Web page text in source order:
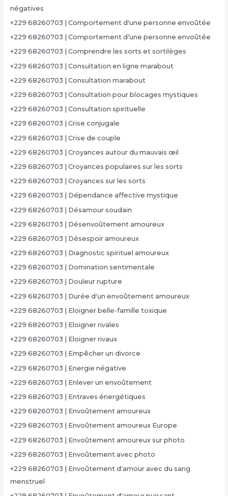
négatives
+229 68260703 | Comportement d'une personne envoûtée
+229 68260703 | Comportement d’une personne envoûtée
+229 68260703 | Comprendre les sorts et sortilèges
+229 68260703 | Consultation en ligne marabout
+229 68260703 | Consultation marabout
+229 68260703 | Consultation pour blocages mystiques
+229 68260703 | Consultation spirituelle
+229 68260703 | Crise conjugale
+229 68260703 | Crise de couple
+229 68260703 | Croyances autour du mauvais œil
+229 68260703 | Croyances populaires sur les sorts
+229 68260703 | Croyances sur les sorts
+229 68260703 | Dépendance affective mystique
+229 68260703 | Désamour soudain
+229 68260703 | Désenvoûtement amoureux
+229 68260703 | Désespoir amoureux
+229 68260703 | Diagnostic spirituel amoureux
+229 68260703 | Domination sentimentale
+229 68260703 | Douleur rupture
+229 68260703 | Durée d'un envoûtement amoureux
+229 68260703 | Eloigner belle-famille toxique
+229 68260703 | Eloigner rivales
+229 68260703 | Eloigner rivaux
+229 68260703 | Empêcher un divorce
+229 68260703 | Energie négative
+229 68260703 | Enlever un envoûtement
+229 68260703 | Entraves énergétiques
+229 68260703 | Envoûtement amoureux
+229 68260703 | Envoûtement amoureux Europe
+229 68260703 | Envoûtement amoureux sur photo
+229 68260703 | Envoûtement avec photo
+229 68260703 | Envoûtement d'amour avec du sang
menstruel